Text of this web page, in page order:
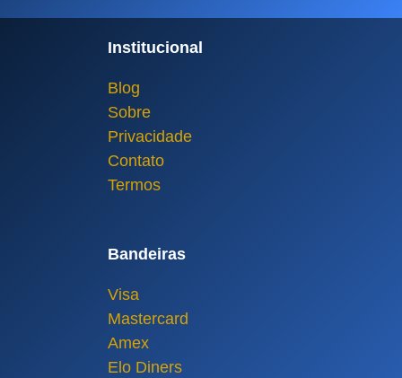
Institucional
Blog
Sobre
Privacidade
Contato
Termos
Bandeiras
Visa
Mastercard
Amex
Elo Diners